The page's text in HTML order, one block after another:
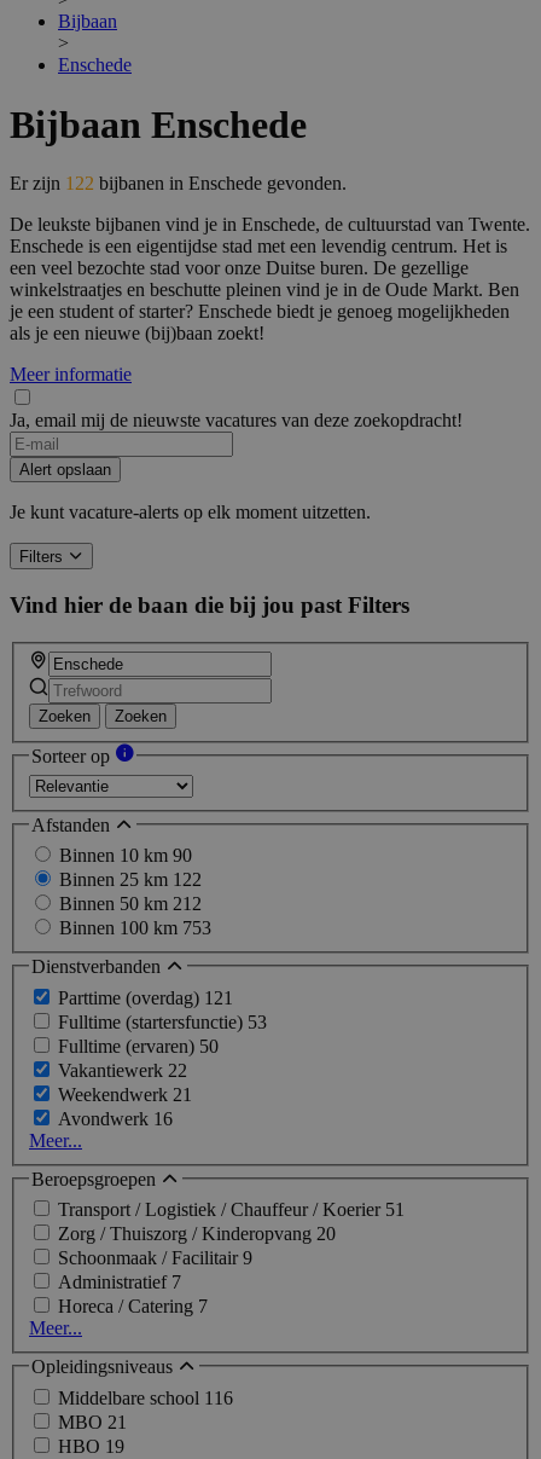
Bijbaan
>
Enschede
Bijbaan Enschede
Er zijn 122 bijbanen in Enschede gevonden.
De leukste bijbanen vind je in Enschede, de cultuurstad van Twente.
Enschede is een eigentijdse stad met een levendig centrum. Het is
een veel bezochte stad voor onze Duitse buren. De gezellige
winkelstraatjes en beschutte pleinen vind je in de Oude Markt. Ben
je een student of starter? Enschede biedt je genoeg mogelijkheden
als je een nieuwe (bij)baan zoekt!
Meer informatie
Ja, email mij de nieuwste vacatures van deze zoekopdracht!
Alert opslaan
Je kunt vacature-alerts op elk moment uitzetten.
Filters
Vind hier de baan die bij jou past Filters
Zoeken Zoeken
Sorteer op
Afstanden
Binnen 10 km 90
Binnen 25 km 122
Binnen 50 km 212
Binnen 100 km 753
Dienstverbanden
Parttime (overdag) 121
Fulltime (startersfunctie) 53
Fulltime (ervaren) 50
Vakantiewerk 22
Weekendwerk 21
Avondwerk 16
Meer...
Beroepsgroepen
Transport / Logistiek / Chauffeur / Koerier 51
Zorg / Thuiszorg / Kinderopvang 20
Schoonmaak / Facilitair9
Administratief 7
Horeca / Catering 7
Meer...
Opleidingsniveaus
Middelbare school 116
MBO 21
HBO 19